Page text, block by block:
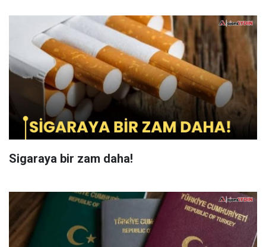
Sigaraya bir zam daha!